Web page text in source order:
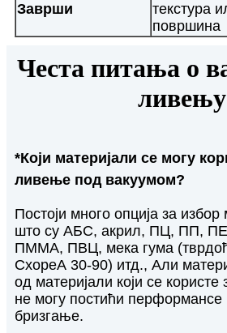
Заврши
текстура
површина
Честа питања о
ливењу
*Који материјали се могу
ливење под вакуумом?
Постоји много опција за избор
што су АБС, акрил, ПЦ, ПП,
ПММА, ПВЦ, мека гума
СхореА 30-90) итд., Али
од материјали који се користе
не могу постићи перформансе
бризгање.